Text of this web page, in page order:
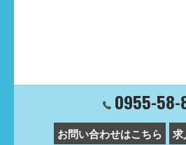
0955-58-
お問い合わせはこちら 求